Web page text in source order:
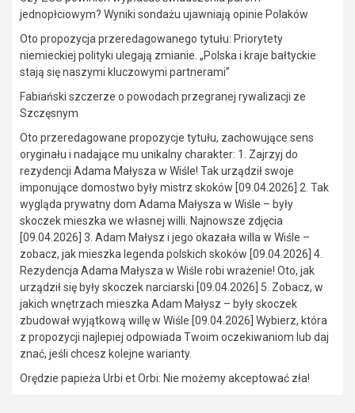
jednopłciowym? Wyniki sondażu ujawniają opinie Polaków
Oto propozycja przeredagowanego tytułu: Priorytety
niemieckiej polityki ulegają zmianie. „Polska i kraje bałtyckie
stają się naszymi kluczowymi partnerami”
Fabiański szczerze o powodach przegranej rywalizacji ze
Szczęsnym
Oto przeredagowane propozycje tytułu, zachowujące sens
oryginału i nadające mu unikalny charakter: 1. Zajrzyj do
rezydencji Adama Małysza w Wiśle! Tak urządził swoje
imponujące domostwo były mistrz skoków [09.04.2026] 2. Tak
wygląda prywatny dom Adama Małysza w Wiśle – były
skoczek mieszka we własnej willi. Najnowsze zdjęcia
[09.04.2026] 3. Adam Małysz i jego okazała willa w Wiśle –
zobacz, jak mieszka legenda polskich skoków [09.04.2026] 4.
Rezydencja Adama Małysza w Wiśle robi wrażenie! Oto, jak
urządził się były skoczek narciarski [09.04.2026] 5. Zobacz, w
jakich wnętrzach mieszka Adam Małysz – były skoczek
zbudował wyjątkową willę w Wiśle [09.04.2026] Wybierz, która
z propozycji najlepiej odpowiada Twoim oczekiwaniom lub daj
znać, jeśli chcesz kolejne warianty.
Orędzie papieża Urbi et Orbi: Nie możemy akceptować zła!